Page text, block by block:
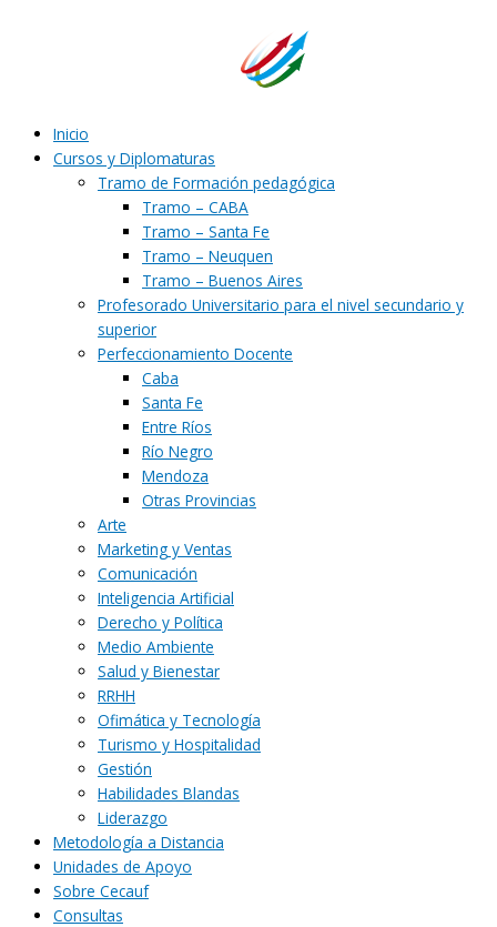
Inicio
Cursos y Diplomaturas
Tramo de Formación pedagógica
Tramo – CABA
Tramo – Santa Fe
Tramo – Neuquen
Tramo – Buenos Aires
Profesorado Universitario para el nivel secundario y
superior
Perfeccionamiento Docente
Caba
Santa Fe
Entre Ríos
Río Negro
Mendoza
Otras Provincias
Arte
Marketing y Ventas
Comunicación
Inteligencia Artificial
Derecho y Política
Medio Ambiente
Salud y Bienestar
RRHH
Ofimática y Tecnología
Turismo y Hospitalidad
Gestión
Habilidades Blandas
Liderazgo
Metodología a Distancia
Unidades de Apoyo
Sobre Cecauf
Consultas